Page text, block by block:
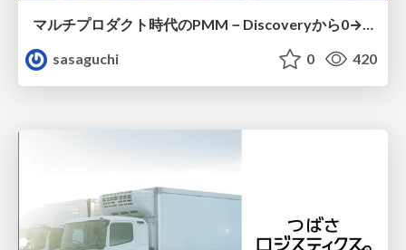
マルチプロダクト時代のPMM－Discoveryから0→1、Expansionまで フェーズで変わる期待役割とアサインの設計図
sasaguchi
0 420